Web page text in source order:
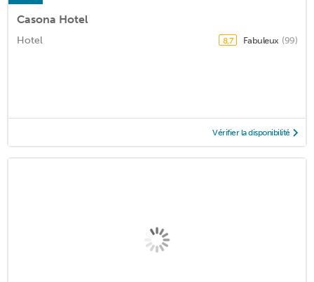
Casona Hotel
Hotel 8,7 Fabuleux (99)
Vérifier la disponibilité